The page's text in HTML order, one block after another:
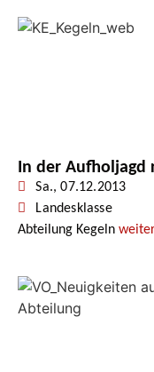
In der Aufholjagd
Sa., 07.12.2013
Landesklasse
Abteilung Kegeln